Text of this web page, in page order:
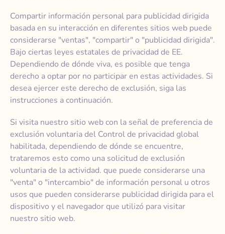
Compartir información personal para publicidad dirigida
basada en su interacción en diferentes sitios web puede
considerarse "ventas", "compartir" o "publicidad dirigida".
Bajo ciertas leyes estatales de privacidad de EE.
Dependiendo de dónde viva, es posible que tenga
derecho a optar por no participar en estas actividades. Si
desea ejercer este derecho de exclusión, siga las
instrucciones a continuación.
Si visita nuestro sitio web con la señal de preferencia de
exclusión voluntaria del Control de privacidad global
habilitada, dependiendo de dónde se encuentre,
trataremos esto como una solicitud de exclusión
voluntaria de la actividad. que puede considerarse una
"venta" o "intercambio" de información personal u otros
usos que pueden considerarse publicidad dirigida para el
dispositivo y el navegador que utilizó para visitar
nuestro sitio web.